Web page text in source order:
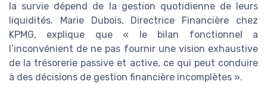
la survie dépend de la gestion quotidienne de leurs
liquidités. Marie Dubois, Directrice Financière chez
KPMG, explique que « le bilan fonctionnel a
l’inconvénient de ne pas fournir une vision exhaustive
de la trésorerie passive et active, ce qui peut conduire
à des décisions de gestion financière incomplètes ».